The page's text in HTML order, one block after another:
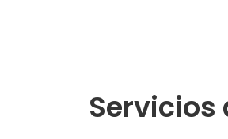
Servicios